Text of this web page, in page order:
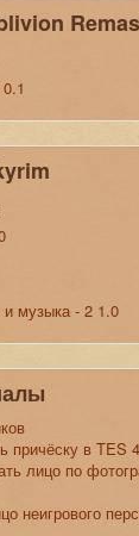
музыка - 2 1.0
причёску в TES
лицо по
неигрового